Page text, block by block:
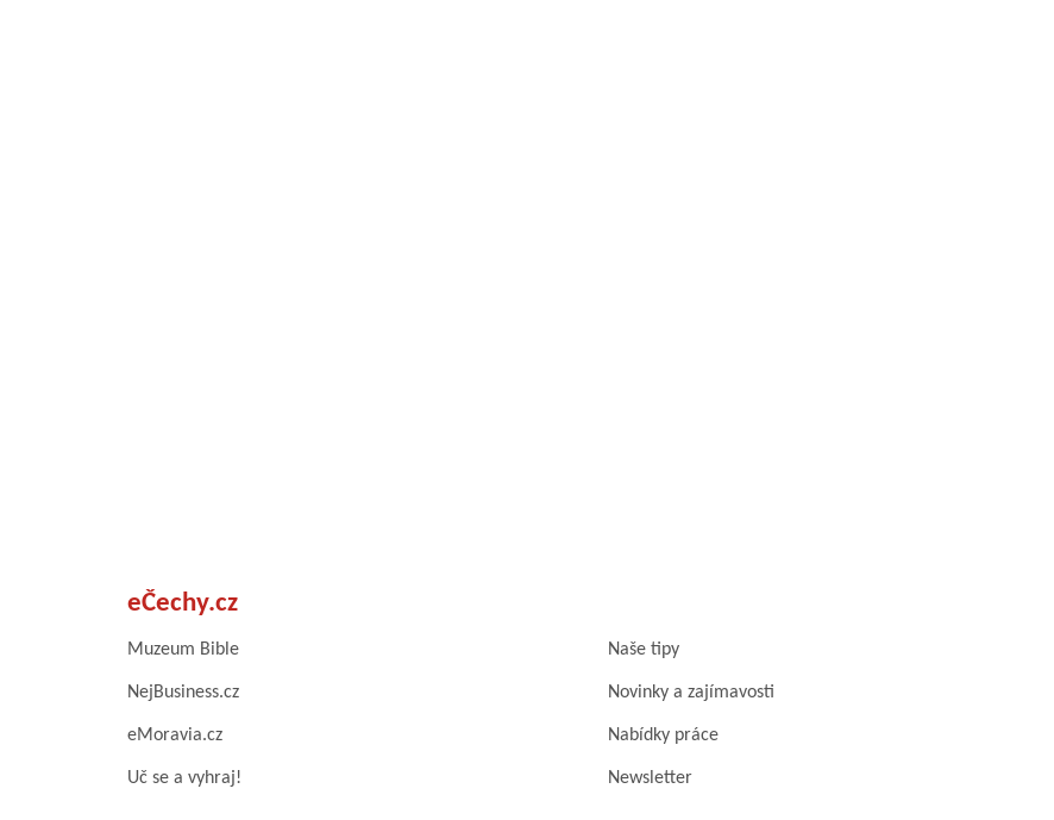
eČechy.cz
Muzeum Bible Naše tipy
NejBusiness.cz Novinky a zajímavosti
eMoravia.cz Nabídky práce
Uč se a vyhraj! Newsletter